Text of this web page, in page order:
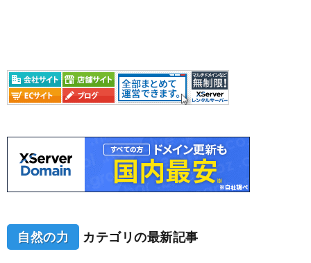
自然の力 カテゴリの最新記事